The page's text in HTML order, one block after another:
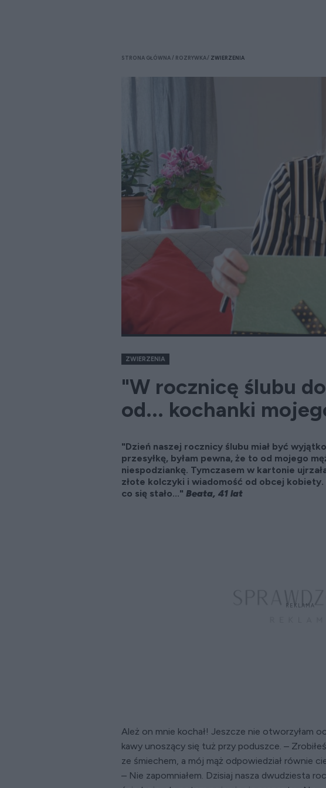
STRONA GŁÓWNA ROZRYWKA ZWIERZENIA
ZWIERZENIA
"W rocznicę ślubu
od... kochanki
"Dzień naszej rocznicy ślubu miał być
przesyłkę, byłam pewna, że to od mojego
niespodziankę. Tymczasem w kartonie
złote kolczyki i wiadomość od obcej
co się stało..." Beata, 41 lat
Ależ on mnie kochał! Jeszcze nie otworzyłam
kawy unoszący się tuż przy poduszce. –
ze śmiechem, a mój mąż odpowiedział równie
– Nie zapomniałem. Dzisiaj nasza dwudziesta